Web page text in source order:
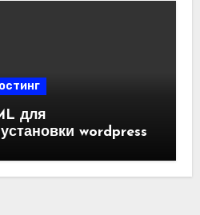
для
wordpress